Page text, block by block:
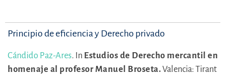
Principio de eficiencia y Derecho privado
Cándido Paz-Ares. In Estudios de Derecho mercantil en
homenaje al profesor Manuel Broseta.Valencia: Tirant